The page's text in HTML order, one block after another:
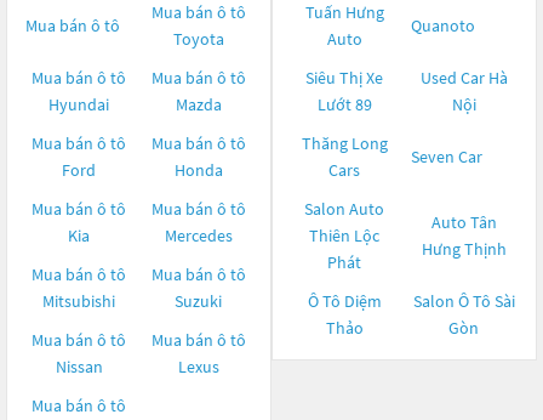
Mua bán ô tô
Mua bán ô tô
Toyota
Mua bán ô tô
Hyundai
Mua bán ô tô
Mazda
Mua bán ô tô
Ford
Mua bán ô tô
Honda
Mua bán ô tô
Kia
Mua bán ô tô
Mercedes
Mua bán ô tô
Mitsubishi
Mua bán ô tô
Suzuki
Mua bán ô tô
Nissan
Mua bán ô tô
Lexus
Mua bán ô tô
Tuấn Hưng
Auto
Quanoto
Siêu Thị Xe
Lướt 89
Used Car Hà
Nội
Thăng Long
Cars
Seven Car
Salon Auto
Thiên Lộc
Phát
Auto Tân
Hưng Thịnh
Ô Tô Diệm
Thảo
Salon Ô Tô Sài
Gòn